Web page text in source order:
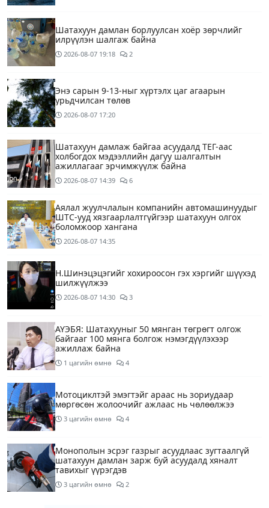
Шатахуун дамлан борлуулсан хоёр зөрчлийг
илрүүлэн шалгаж байна
2026-08-07 19:18 2
Энэ сарын 9-13-ныг хүртэлх цаг агаарын
урьдчилсан төлөв
2026-08-07 17:20
Шатахуун дамлаж байгаа асуудалд ТЕГ-аас
холбогдох мэдээллийн дагуу шалгалтын
ажиллагааг эрчимжүүлж байна
2026-08-07 14:39 6
Аялал жуулчлалын компанийн автомашинуудыг
ШТС-ууд хязгаарлалтгүйгээр шатахуун олгох
боломжоор хангана
2026-08-07 14:35
Н.Шинэцэцэгийг хохироосон гэх хэргийг шүүхэд
шилжүүлжээ
2026-08-07 14:30 3
АҮЭБЯ: Шатахууныг 50 мянган төгрөгт олгож
байгааг 100 мянга болгож нэмэгдүүлэхээр
ажиллаж байна
1 цагийн өмнө 4
Мотоциклтэй эмэгтэйг араас нь зориудаар
мөргөсөн жолоочийг ажлаас нь чөлөөлжээ
3 цагийн өмнө 4
Монополын эсрэг газрыг асуудлаас зугтаалгүй
шатахуун дамлан зарж буй асуудалд хяналт
тавихыг үүрэгдэв
3 цагийн өмнө 2